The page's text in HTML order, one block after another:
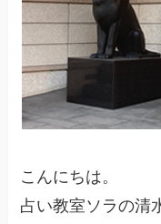
こんにちは。
占い教室ソラの清